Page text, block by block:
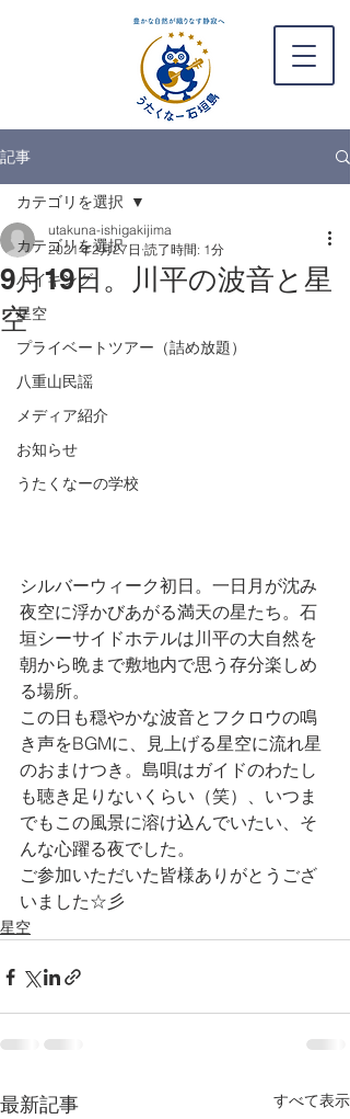
記事
カテゴリを選択
ハイキング
星空
プライベートツアー（詰め放題）
八重山民謡
メディア紹介
お知らせ
うたくなーの学校
カテゴリを選択
9月19日。川平の波音と星
空
utakuna-ishigakijima
2021年2月27日 読了時間: 1分
シルバーウィーク初日。一日月が沈み
夜空に浮かびあがる満天の星たち。石
垣シーサイドホテルは川平の大自然を
朝から晩まで敷地内で思う存分楽しめ
る場所。
この日も穏やかな波音とフクロウの鳴
き声をBGMに、見上げる星空に流れ星
のおまけつき。島唄はガイドのわたし
も聴き足りないくらい（笑）、いつま
でもこの風景に溶け込んでいたい、そ
んな心躍る夜でした。
ご参加いただいた皆様ありがとうござ
いました☆彡
星空
最新記事 すべて表示